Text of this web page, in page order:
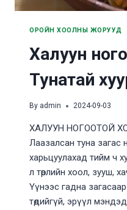
ОРОЙН ХООЛНЫ ЖОРУУД
Халуун
Тунатай
By admin 2024-09-03
ХАЛУУН НОГООТОЙ
Лаазалсан туна загас
харьцуулахад тийм ч
л төрлийн хоол, зууш,
Үүнээс гадна
төдийгүй, эрүүл